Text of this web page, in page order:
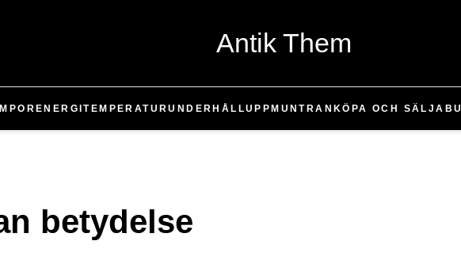
Antik Them
ENERGITEMPERATURUNDERHÅLLUPPMUNTRAN KÖPA OCH SÄLJA
betydelse